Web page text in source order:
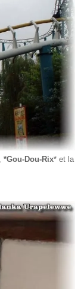
*Gou-Dou-Rix* et la